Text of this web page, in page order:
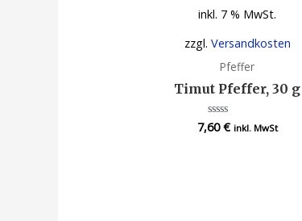
inkl. 7 % MwSt.
zzgl. Versandkosten
Pfeffer
Timut Pfeffer, 30 g
Bewertet
7,60€ inkl. MwSt